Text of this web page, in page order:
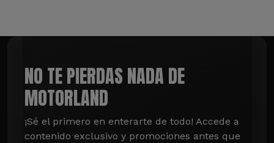
NO TE PIERDAS NADA DE
MOTORLAND
¡Sé el primero en enterarte de todo! Accede a
contenido exclusivo y promociones antes que